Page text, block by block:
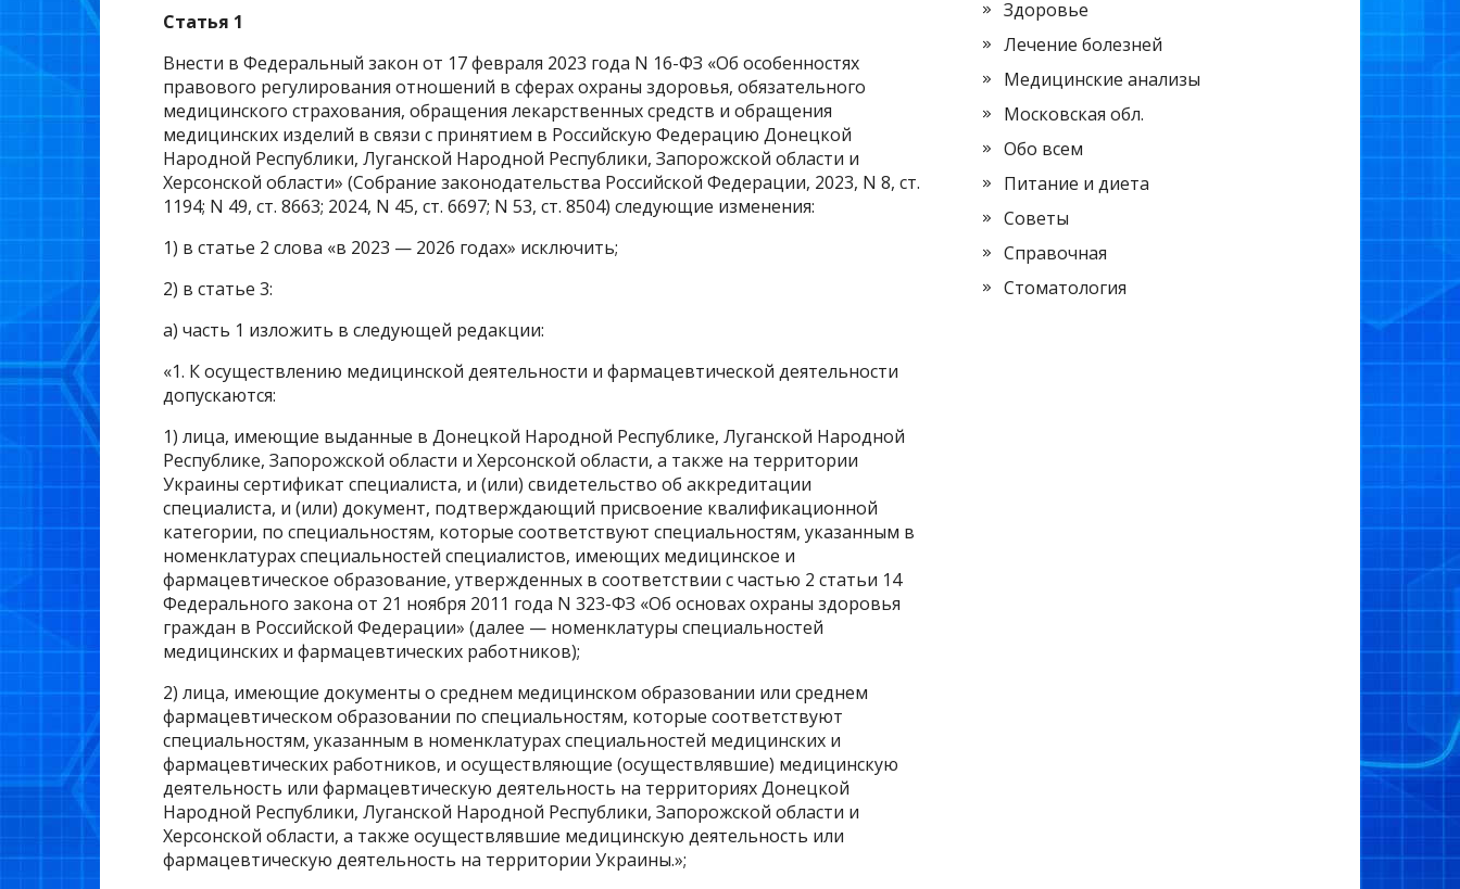
Статья 1
Внести в Федеральный закон от 17 февраля 2023 года N 16-ФЗ «Об особенностях
правового регулирования отношений в сферах охраны здоровья, обязательного
медицинского страхования, обращения лекарственных средств и обращения
медицинских изделий в связи с принятием в Российскую Федерацию Донецкой
Народной Республики, Луганской Народной Республики, Запорожской области и
Херсонской области» (Собрание законодательства Российской Федерации, 2023, N 8, ст.
1194; N 49, ст. 8663; 2024, N 45, ст. 6697; N 53, ст. 8504) следующие изменения:
1) в статье 2 слова «в 2023 — 2026 годах» исключить;
2) в статье 3:
а) часть 1 изложить в следующей редакции:
«1. К осуществлению медицинской деятельности и фармацевтической деятельности
допускаются:
1) лица, имеющие выданные в Донецкой Народной Республике, Луганской Народной
Республике, Запорожской области и Херсонской области, а также на территории
Украины сертификат специалиста, и (или) свидетельство об аккредитации
специалиста, и (или) документ, подтверждающий присвоение квалификационной
категории, по специальностям, которые соответствуют специальностям, указанным в
номенклатурах специальностей специалистов, имеющих медицинское и
фармацевтическое образование, утвержденных в соответствии с частью 2 статьи 14
Федерального закона от 21 ноября 2011 года N 323-ФЗ «Об основах охраны здоровья
граждан в Российской Федерации» (далее — номенклатуры специальностей
медицинских и фармацевтических работников);
2) лица, имеющие документы о среднем медицинском образовании или среднем
фармацевтическом образовании по специальностям, которые соответствуют
специальностям, указанным в номенклатурах специальностей медицинских и
фармацевтических работников, и осуществляющие (осуществлявшие) медицинскую
деятельность или фармацевтическую деятельность на территориях Донецкой
Народной Республики, Луганской Народной Республики, Запорожской области и
Херсонской области, а также осуществлявшие медицинскую деятельность или
фармацевтическую деятельность на территории Украины.»;
Здоровье
Лечение болезней
Медицинские анализы
Московская обл.
Обо всем
Питание и диета
Советы
Справочная
Стоматология